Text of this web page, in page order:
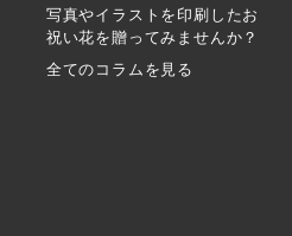
写真やイラストを印刷したお
祝い花を贈ってみませんか？
全てのコラムを見る